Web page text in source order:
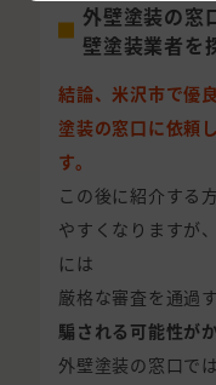
外壁塗装の窓
壁塗装業者を
結論、米沢市で優
塗装の窓口に依頼
す。
この後に紹介する
やすくなりますが
には
厳格な審査を通過
騙される可能性が
外壁塗装の窓口で